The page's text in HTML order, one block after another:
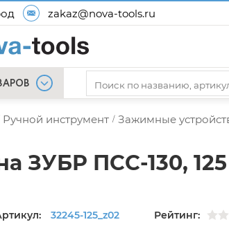
zakaz@nova-tools.ru
Ручной инструмент / Зажимные
ЗУБР ПСС-130,
32245-125_z02 Рейтинг: